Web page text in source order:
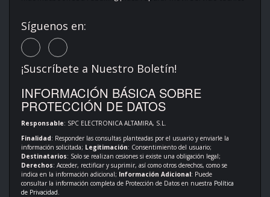
Síguenos en:
¡Suscríbete a Nuestro Boletín!
INFORMACIÓN BÁSICA SOBRE
PROTECCIÓN DE DATOS
Responsable: SPC ELECTRONICA ALTAMIRA, S.L.
Finalidad: Responder las consultas planteadas por el usuario y enviarle la
información solicitada; Legitimación: Consentimiento del usuario;
Destinatarios: Solo se realizan cesiones si existe una obligación legal;
Derechos: Acceder, rectificar y suprimir, así como otros derechos, como se
indica en la información adicional; Información Adicional: Puede
consultar la información completa de Protección de Datos en nuestra Política
de Privacidad